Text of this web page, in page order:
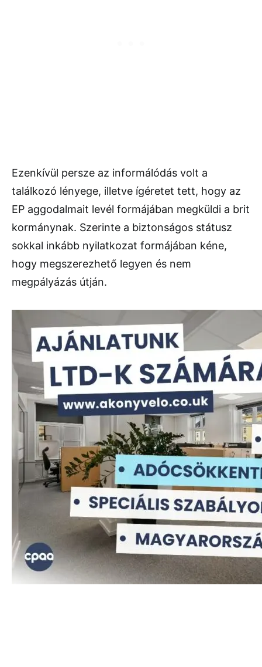
Ezenkívül persze az informálódás volt a
találkozó lényege, illetve ígéretet tett, hogy az
EP aggodalmait levél formájában megküldi a brit
kormánynak. Szerinte a biztonságos státusz
sokkal inkább nyilatkozat formájában kéne,
hogy megszerezhető legyen és nem
megpályázás útján.